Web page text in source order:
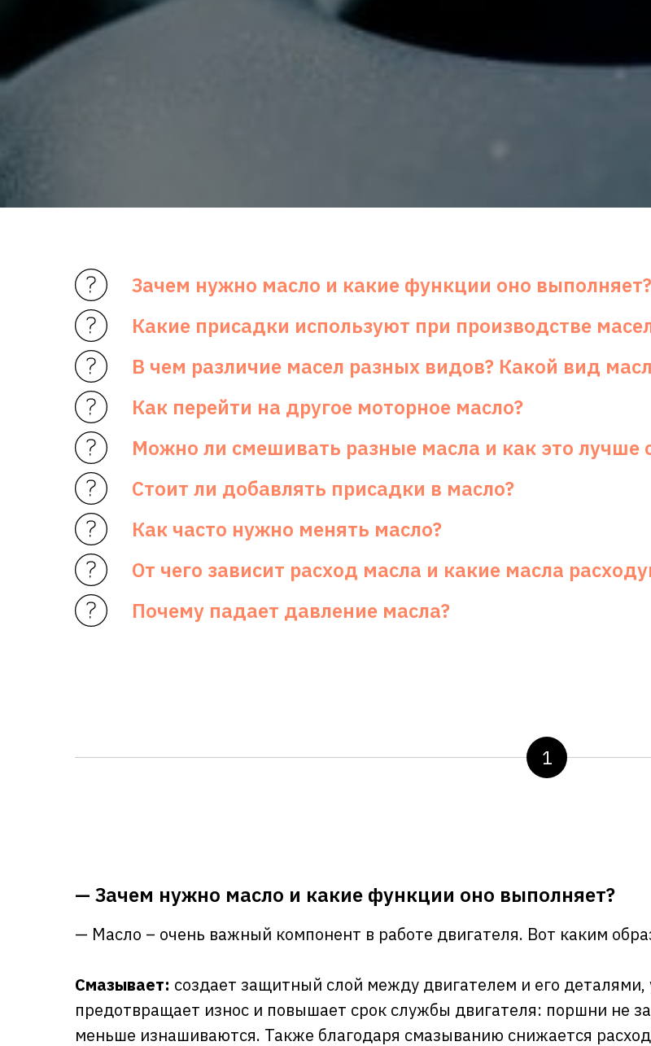
Зачем нужно масло и какие функции оно выполняет?
Какие присадки используют при производстве
В чем различие масел разных видов? Какой вид
Как перейти на другое моторное масло?
Можно ли смешивать разные масла и как это лучше
Стоит ли добавлять присадки в масло?
Как часто нужно менять масло?
От чего зависит расход масла и какие масла
Почему падает давление масла?
1
— Зачем нужно масло и какие функции оно выполняет?
— Масло – очень важный компонент в работе двигателя. Вот каким
Смазывает: создает защитный слой между двигателем и его
предотвращает износ и повышает срок службы двигателя: поршни не
меньше изнашиваются. Также благодаря смазыванию снижается